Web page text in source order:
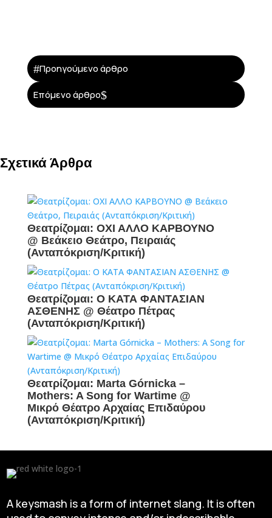
#Προηγούμενο άρθρο
Επόμενο άρθρο$
Σχετικά Άρθρα
Θεατρίζομαι: ΟΧΙ ΑΛΛΟ ΚΑΡΒΟΥΝΟ
@ Βεάκειο Θεάτρο, Πειραιάς
(Ανταπόκριση/Κριτική)
Θεατρίζομαι: Ο ΚΑΤΑ ΦΑΝΤΑΣΙΑΝ
ΑΣΘΕΝΗΣ @ Θέατρο Πέτρας
(Ανταπόκριση/Κριτική)
Θεατρίζομαι: Marta Górnicka –
Mothers: A Song for Wartime @
Μικρό Θέατρο Αρχαίας Επιδαύρου
(Ανταπόκριση/Κριτική)
A keysmash is a form of internet slang. It is often